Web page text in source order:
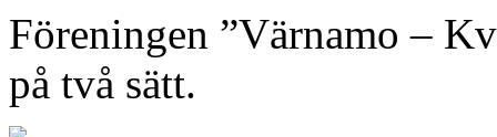
Föreningen ”Värnamo –
på två sätt.